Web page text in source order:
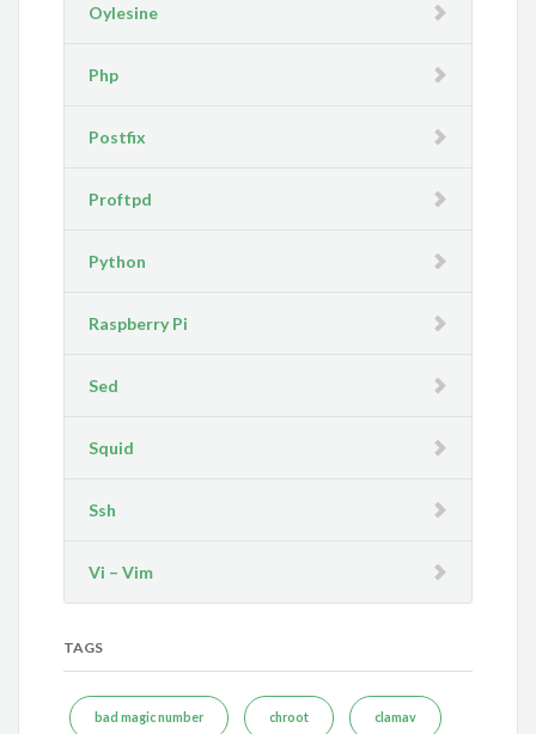
Oylesine
Php
Postfix
Proftpd
Python
Raspberry Pi
Sed
Squid
Ssh
Vi – Vim
TAGS
bad magic number chroot clamav